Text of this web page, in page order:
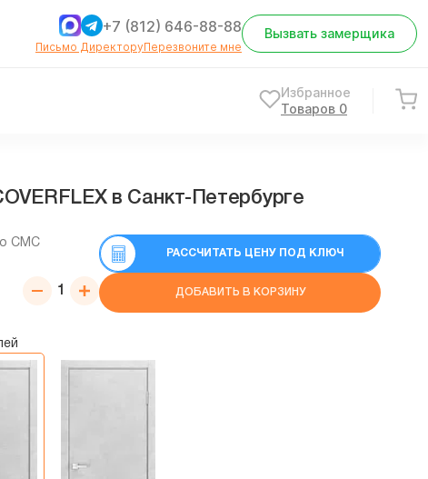
+7 (812) 646-88-88
Письмо ДиректоруПерезвоните мне
Вызвать замерщика
Избранное
Товаров 0
в Cанкт-Петербурге
СМС
РАССЧИТАТЬ ЦЕНУ ПОД КЛЮЧ
ДОБАВИТЬ В КОРЗИНУ